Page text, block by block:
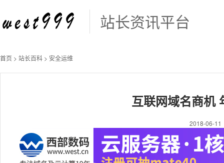
站长资讯平台
首页 > 站长百科 > 安全运维
互联网域名商机
2018-06-